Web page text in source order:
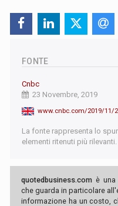
FONTE
Cnbc
23 Novembre, 2019
La fonte rappresenta lo
elementi ritenuti più rilevanti.
quotedbusiness.com è una
che guarda in particolare
informazione ha un costo,